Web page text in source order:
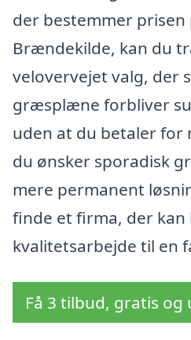
der bestemmer
Brændekilde, kan du
velovervejet valg, der
græsplæne forbliver
uden at du betaler for
du ønsker sporadisk
mere permanent
finde et firma, der kan
kvalitetsarbejde til en
Få 3 tilbud, gratis